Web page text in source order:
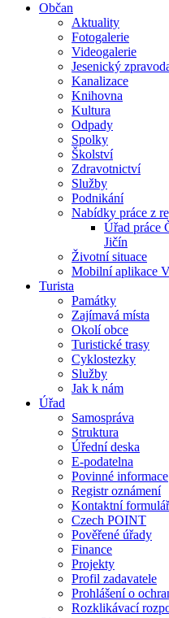
Občan
Aktuality
Fotogalerie
Videogalerie
Jesenický
Kanalizace
Knihovna
Kultura
Odpady
Spolky
Školství
Zdravotnictví
Služby
Podnikání
Nabídky práce z
Úřad práce
Jičín
Životní situace
Mobilní aplikace
Turista
Památky
Zajímavá místa
Okolí obce
Turistické trasy
Cyklostezky
Služby
Jak k nám
Úřad
Samospráva
Struktura
Úřední deska
E-podatelna
Povinné informace
Registr oznámení
Kontaktní
Czech POINT
Pověřené úřady
Finance
Projekty
Profil zadavatele
Prohlášení o
Rozklikávací